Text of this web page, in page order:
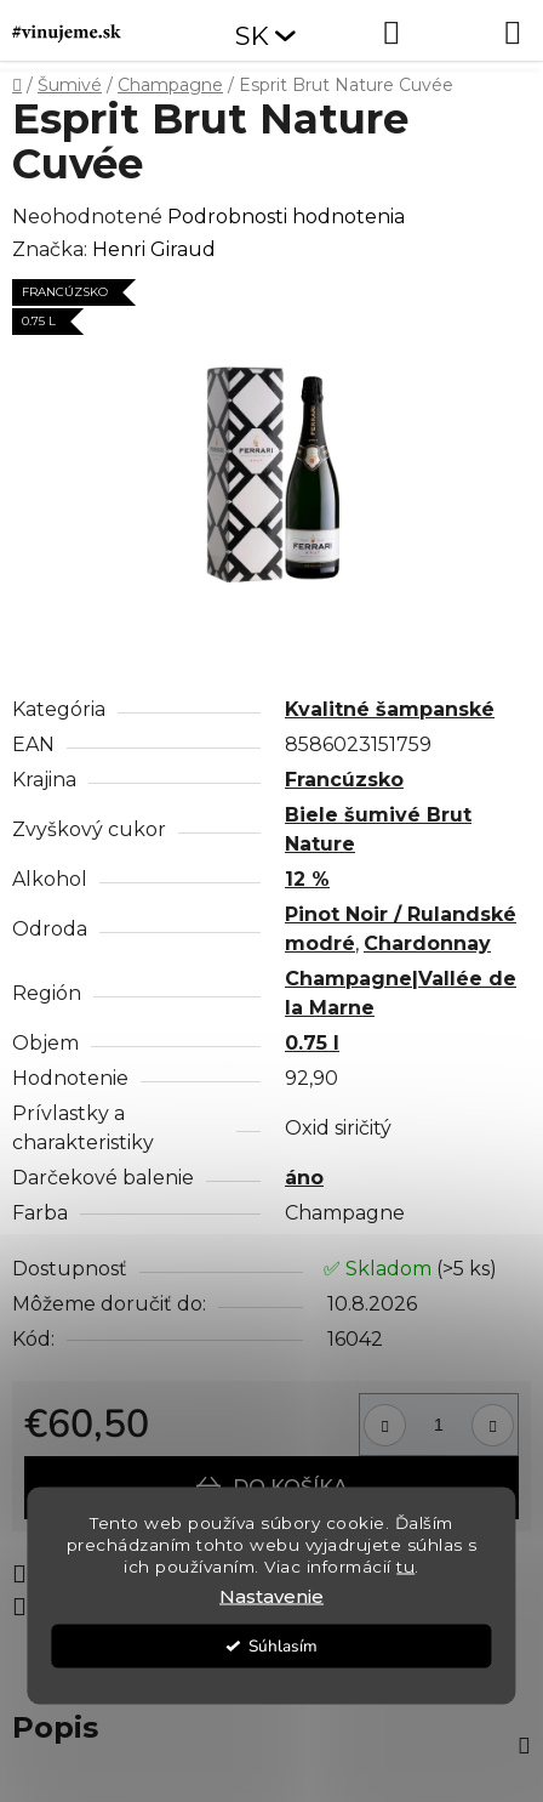
Tento web používa súbory cookie. Ďalším
prechádzaním tohto webu vyjadrujete súhlas s
ich používaním. Viac informáciítu
Nastavenie
Súhlasím
na
obsah
SK
Domov
/ Šumivé / Champagne / Esprit Brut Nature Cuvée
Kategória
Kvalitné šampanské
EAN
8586023151759
Krajina
Francúzsko
Zvyškový cukor
Biele šumivé Brut
Nature
Alkohol
12 %
Odroda
Pinot Noir / Rulandské
modré, Chardonnay
Región
Champagne|Vallée de
la Marne
Objem
0.75 l
Hodnotenie
92,90
Prívlastky a
charakteristiky
Oxid siričitý
Darčekové balenie
áno
Farba
Champagne
Dostupnosť ✅ Skladom (>5 ks)
Môžeme doručiť do:
10.8.2026
Kód:
16042
€60,50
Jednotková cena:
DO KOŠÍKA
Opýtať sa
Strážiť
Esprit Brut Nature
Cuvée
Priemerné
hodnotenie
produktu
je
Neohodnotené Podrobnosti hodnotenia
Značka: Henri Giraud
FRANCÚZSKO
0.75 L
Popis